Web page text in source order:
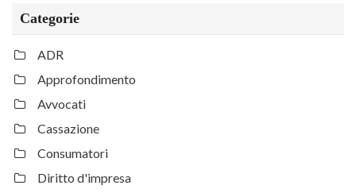
Categorie
ADR
Approfondimento
Avvocati
Cassazione
Consumatori
Diritto d'impresa